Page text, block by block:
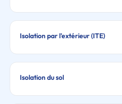
Isolation par l'extérieur (ITE)
Isolation du sol